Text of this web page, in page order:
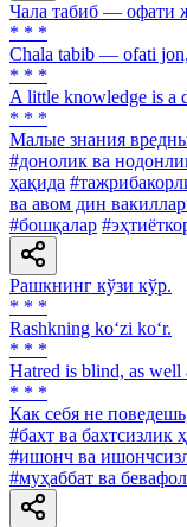
Чала табиб — офати
* * *
Chala tabib — ofati
* * *
A little knowledge is a
* * *
Малые знания
#донолик ва
ҳақида
ва авом дин
#бошқалар
Рашкнинг кўзи кўр.
* * *
Rashkning ko‘zi ko‘r.
* * *
Hatred is blind, as well
* * *
Как себя не
#бахт ва бахтсизлик
#ишонч ва
#муҳаббат ва